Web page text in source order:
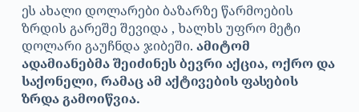
ეს ახალი დოლარები ბაზარზე წარმოების
ზრდის გარეშე შევიდა , ხალხს უფრო მეტი
დოლარი გაუჩნდა ჯიბეში. ამიტომ
ადამიანებმა შეიძინეს ბევრი აქცია, ოქრო და
საქონელი, რამაც ამ აქტივების ფასების
ზრდა გამოიწვია.